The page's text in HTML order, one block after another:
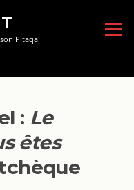
Pitaqaj
Menu
: Le
êtes